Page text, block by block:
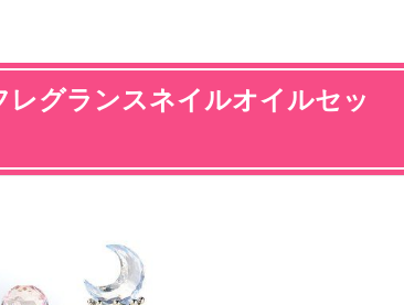
レグランスネイルオイルセッ